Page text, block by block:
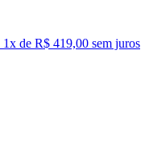
1x de R$ 419,00 sem juros